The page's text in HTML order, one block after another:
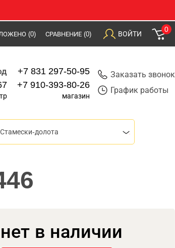
(0) СРАВНЕНИЕ (0) ВОЙТИ
0
+7 831 297-50-95
+7 910-393-80-26
магазин
Заказать звонок
График работы
Стамески-долота
нет в наличии